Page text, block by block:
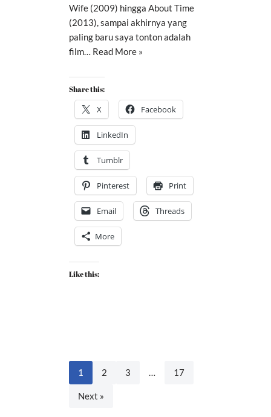
Wife (2009) hingga About Time
(2013), sampai akhirnya yang
paling baru saya tonton adalah
film… Read More »
Share this:
X Facebook
LinkedIn
Tumblr
Pinterest Print
Email Threads
More
Like this:
1 2 3 … 17
Next »